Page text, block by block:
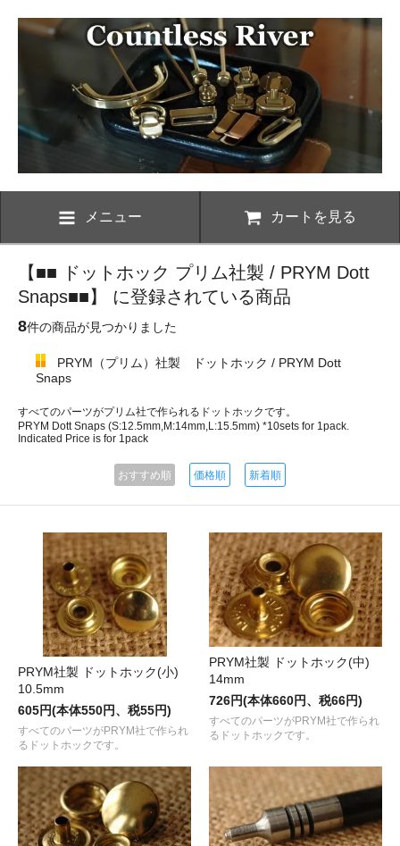
メニュー カートを見る
【■■ ドットホック プリム社製 / PRYM Dott
Snaps■■】 に登録されている商品
8件の商品が見つかりました
PRYM（プリム）社製 ドットホック / PRYM Dott
Snaps
すべてのパーツがプリム社で作られるドットホックです。
PRYM Dott Snaps (S:12.5mm,M:14mm,L:15.5mm) *10sets for 1pack.
Indicated Price is for 1pack
おすすめ順 価格順 新着順
PRYM社製 ドットホック(小)
10.5mm
605円(本体550円、税55円)
すべてのパーツがPRYM社で作られ
るドットホックです。
PRYM社製 ドットホック(中)
14mm
726円(本体660円、税66円)
すべてのパーツがPRYM社で作られ
るドットホックです。